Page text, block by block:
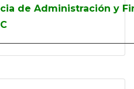
de Administración y